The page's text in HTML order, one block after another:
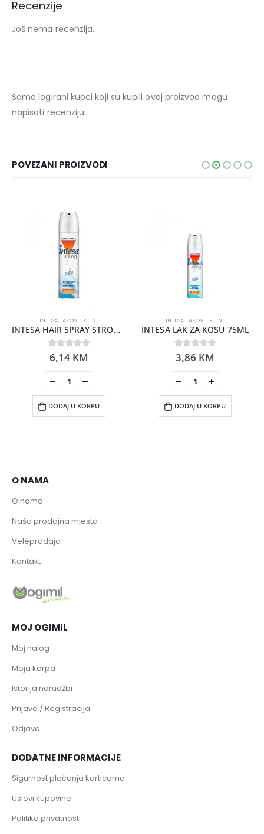
Recenzije
Još nema recenzija.
Samo logirani kupci koji su kupili ovaj proizvod mogu
napisati recenziju.
POVEZANI PROIZVODI
INTESA, LAKOVI I PJENE
INTESA HAIR SPRAY STRONG HOLD 300ML
0out of 5
6,14 KM
DODAJ U KORPU
INTESA, LAKOVI I PJENE
INTESA LAK ZA KOSU 75ML
0out of 5
3,86 KM
DODAJ U KORPU
O NAMA
O nama
Naša prodajna mjesta
Veleprodaja
Kontakt
MOJ OGIMIL
Moj nalog
Moja korpa
Istorija narudžbi
Prijava / Registracija
Odjava
DODATNE INFORMACIJE
Sigurnost plaćanja karticama
Uslovi kupovine
Politika privatnosti